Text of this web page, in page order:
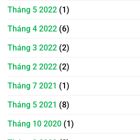
Tháng 5 2022 (1)
Tháng 4 2022 (6)
Tháng 3 2022 (2)
Tháng 2 2022 (2)
Tháng 7 2021 (1)
Tháng 5 2021 (8)
Tháng 10 2020 (1)